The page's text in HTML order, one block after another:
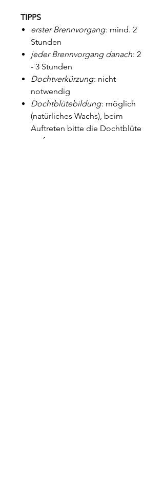
TIPPS
erster Brennvorgang: mind. 2
Stunden
jeder Brennvorgang danach: 2
- 3 Stunden
Dochtverkürzung: nicht
notwendig
Dochtblütebildung: möglich
(natürliches Wachs), beim
Auftreten bitte die Dochtblüte
entfernen